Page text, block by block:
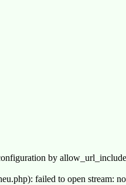
by
failed to open stream: